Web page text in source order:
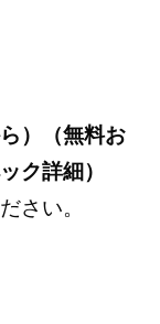
）（無料お
ク詳細）
さい。